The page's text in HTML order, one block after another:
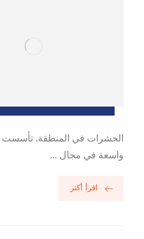
الحشرات في المنطقة. تأسست
واسعة في مجال ...
اقرأ أكثر